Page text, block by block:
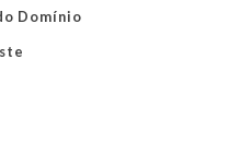
Domínio